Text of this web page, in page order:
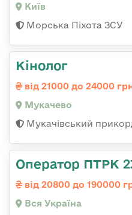
Київ
Морська Піхота ЗСУ
Кінолог
від 21000 до 24000
Мукачево
Мукачівський
Оператор ПТРК
від 20800 до 190000
Вся Україна